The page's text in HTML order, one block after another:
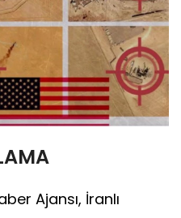
Ajansı, İranlı